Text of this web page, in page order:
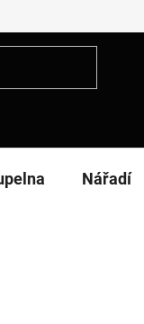
štítky
Nářadí